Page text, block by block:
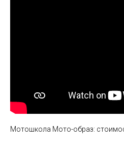
Мотошкола Мото-образ: